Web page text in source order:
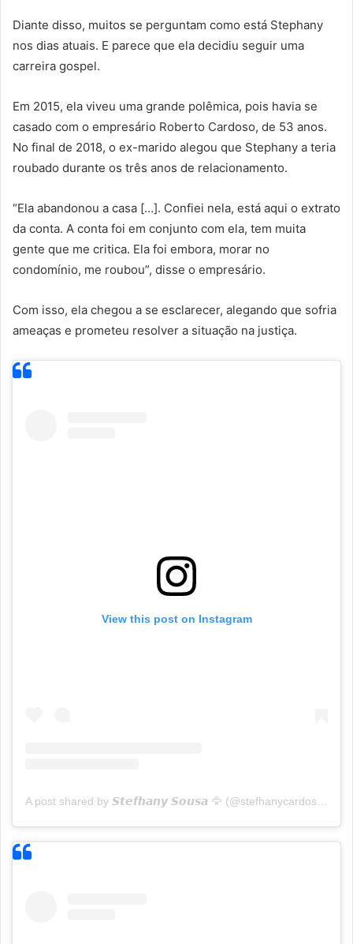
Diante disso, muitos se perguntam como está Stephany
nos dias atuais. E parece que ela decidiu seguir uma
carreira gospel.
Em 2015, ela viveu uma grande polêmica, pois havia se
casado com o empresário Roberto Cardoso, de 53 anos.
No final de 2018, o ex-marido alegou que Stephany a teria
roubado durante os três anos de relacionamento.
“Ela abandonou a casa […]. Confiei nela, está aqui o extrato
da conta. A conta foi em conjunto com ela, tem muita
gente que me critica. Ela foi embora, morar no
condomínio, me roubou”, disse o empresário.
Com isso, ela chegou a se esclarecer, alegando que sofria
ameaças e prometeu resolver a situação na justiça.
View this post on Instagram